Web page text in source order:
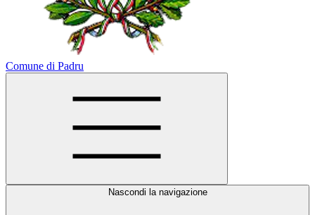
Comune di Padru
Nascondi la navigazione